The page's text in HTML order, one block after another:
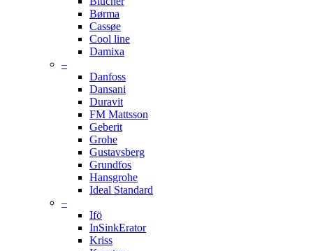
Børma
Cassøe
Cool line
Damixa
–
Danfoss
Dansani
Duravit
FM Mattsson
Geberit
Grohe
Gustavsberg
Grundfos
Hansgrohe
Ideal Standard
–
Ifö
InSinkErator
Kriss